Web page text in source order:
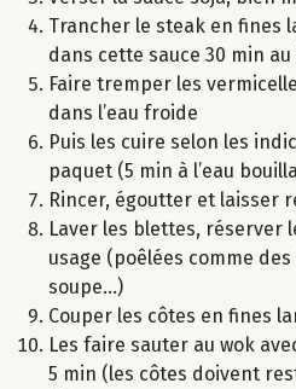
Trancher le steak en fines
dans cette sauce 30 min
Faire tremper les
dans l’eau froide
Puis les cuire selon les
paquet (5 min à l’eau
Rincer, égoutter et laisser
Laver les blettes, réserver
usage (poêlées comme
soupe...)
Couper les côtes en fines
Les faire sauter au wok
5 min (les côtes doivent